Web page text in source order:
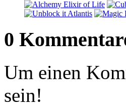
0
Um einen
sein!